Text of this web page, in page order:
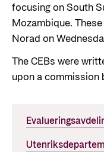
focusing on South
Mozambique.
Norad on
The CEBs were
upon a commission